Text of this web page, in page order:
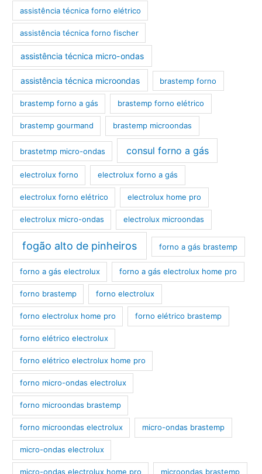
assistência técnica forno elétrico
assistência técnica forno fischer
assistência técnica micro-ondas
assistência técnica microondas brastemp forno
brastemp forno a gás brastemp forno elétrico
brastemp gourmand brastemp microondas
brastetmp micro-ondas consul forno a gás
electrolux forno electrolux forno a gás
electrolux forno elétrico electrolux home pro
electrolux micro-ondas electrolux microondas
fogão alto de pinheiros forno a gás brastemp
forno a gás electrolux forno a gás electrolux home pro
forno brastemp forno electrolux
forno electrolux home pro forno elétrico brastemp
forno elétrico electrolux
forno elétrico electrolux home pro
forno micro-ondas electrolux
forno microondas brastemp
forno microondas electrolux micro-ondas brastemp
micro-ondas electrolux
micro-ondas electrolux home pro microondas brastemp